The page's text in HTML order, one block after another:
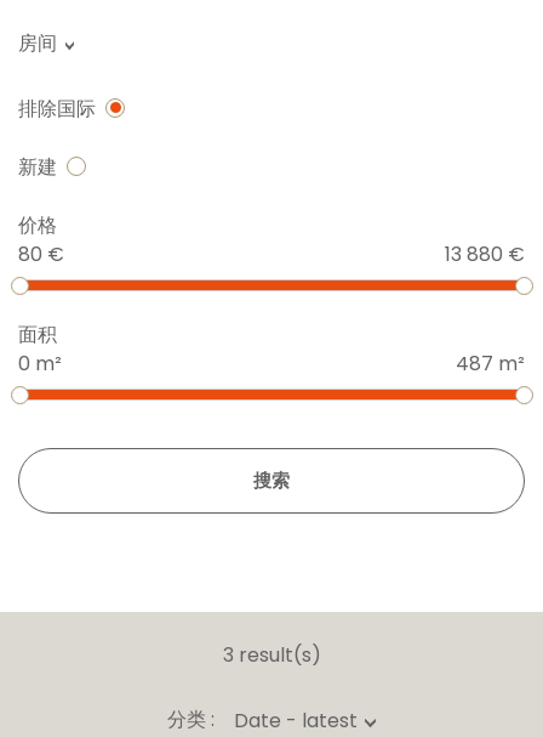
房间
排除国际
新建
价格
80 €
13 880 €
面积
0 m²
487 m²
搜索
3 result(s)
分类 : Date - latest